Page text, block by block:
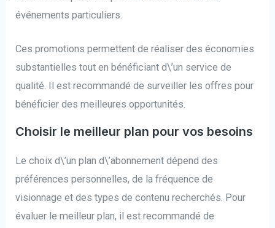
événements particuliers.
Ces promotions permettent de réaliser des économies
substantielles tout en bénéficiant d\’un service de
qualité. Il est recommandé de surveiller les offres pour
bénéficier des meilleures opportunités.
Choisir le meilleur plan pour vos besoins
Le choix d\’un plan d\’abonnement dépend des
préférences personnelles, de la fréquence de
visionnage et des types de contenu recherchés. Pour
évaluer le meilleur plan, il est recommandé de